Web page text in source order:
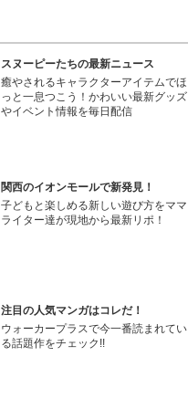
スヌーピーたちの最新ニュース
癒やされるキャラクターアイテムでほ
っと一息つこう！かわいい最新グッズ
やイベント情報を毎日配信
関西のイオンモールで新発見！
子どもと楽しめる新しい遊び方をママ
ライター達が現地から最新リポ！
注目の人気マンガはコレだ！
ウォーカープラスで今一番読まれてい
る話題作をチェック!!